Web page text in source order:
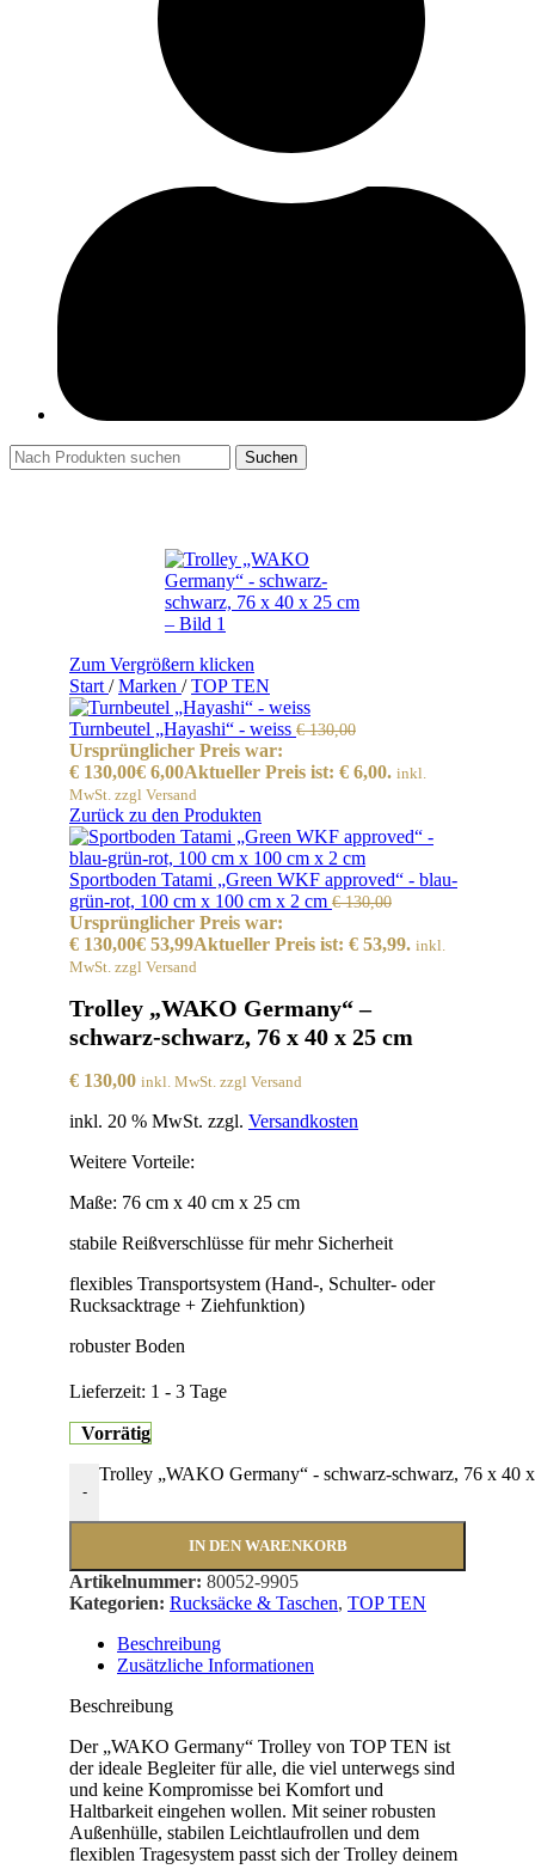
Suchen
Zum Vergrößern klicken
Start / Marken / TOP TEN
Turnbeutel „Hayashi“ - weiss €130,00
Ursprünglicher Preis war:
€ 130,00€ 6,00Aktueller Preis ist: € 6,00. inkl.
MwSt. zzgl Versand
Zurück zu den Produkten
Sportboden Tatami „Green WKF approved“ - blau-
grün-rot, 100 cm x 100 cm x 2 cm €130,00
Ursprünglicher Preis war:
€ 130,00€ 53,99Aktueller Preis ist: € 53,99. inkl.
MwSt. zzgl Versand
Trolley „WAKO Germany“ –
schwarz-schwarz, 76 x 40 x 25 cm
€ 130,00 inkl. MwSt. zzgl Versand
inkl. 20 % MwSt. zzgl. Versandkosten
Weitere Vorteile:
Maße: 76 cm x 40 cm x 25 cm
stabile Reißverschlüsse für mehr Sicherheit
flexibles Transportsystem (Hand-, Schulter- oder
Rucksacktrage + Ziehfunktion)
robuster Boden
Lieferzeit: 1 - 3 Tage
Vorrätig
-
Trolley „WAKO Germany“ - schwarz-schwarz, 76 x 40
IN DEN WARENKORB
Artikelnummer: 80052-9905
Kategorien: Rucksäcke & Taschen, TOP TEN
Beschreibung
Zusätzliche Informationen
Beschreibung
Der „WAKO Germany“ Trolley von TOP TEN ist
der ideale Begleiter für alle, die viel unterwegs sind
und keine Kompromisse bei Komfort und
Haltbarkeit eingehen wollen. Mit seiner robusten
Außenhülle, stabilen Leichtlaufrollen und dem
flexiblen Tragesystem passt sich der Trolley deinem